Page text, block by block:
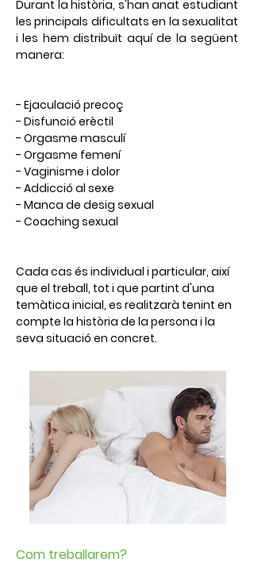
Durant la història, s'han anat estudiant
les principals dificultats en la sexualitat
i les hem distribuït aquí de la següent
manera:
- Ejaculació precoç
- Disfunció erèctil
- Orgasme masculí
- Orgasme femení
- Vaginisme i dolor
- Addicció al sexe
- Manca de desig sexual
- Coaching sexual
Cada cas és individual i particular, així
que el treball, tot i que partint d'una
temàtica inicial, es realitzarà tenint en
compte la història de la persona i la
seva situació en concret.
Com treballarem?